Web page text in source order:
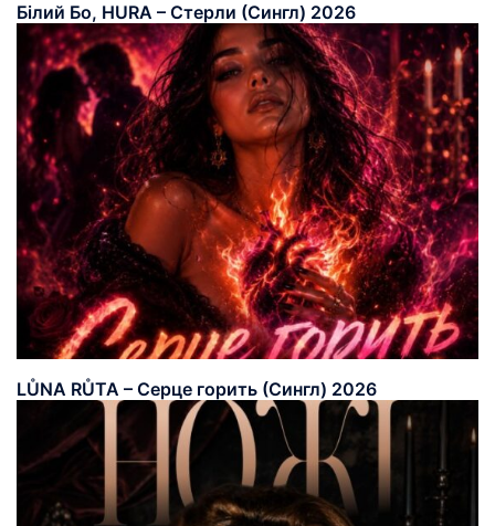
Білий Бо, HURA – Стерли (Сингл) 2026
LŮNA RŮTA – Серце горить (Сингл) 2026